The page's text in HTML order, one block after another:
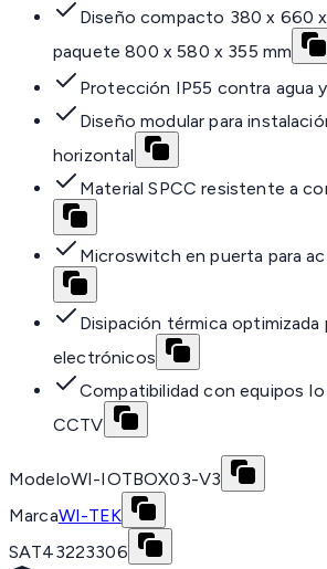
Diseño compacto 380 x 660
paquete 800 x 580 x 355 mm
Protección IP55 contra agua
Diseño modular para
horizontal
Material SPCC resistente a
Microswitch en puerta para
Disipación térmica optimizada
electrónicos
Compatibilidad con equipos
CCTV
ModeloWI-IOTBOX03-V3
MarcaWI-TEK
SAT43223306